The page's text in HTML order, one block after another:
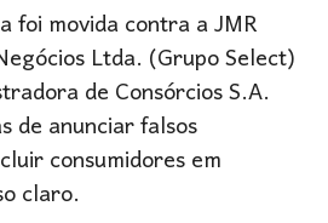
foi movida contra a JMR
Ltda. (Grupo Select)
de Consórcios S.A.
de anunciar falsos
consumidores em
claro.